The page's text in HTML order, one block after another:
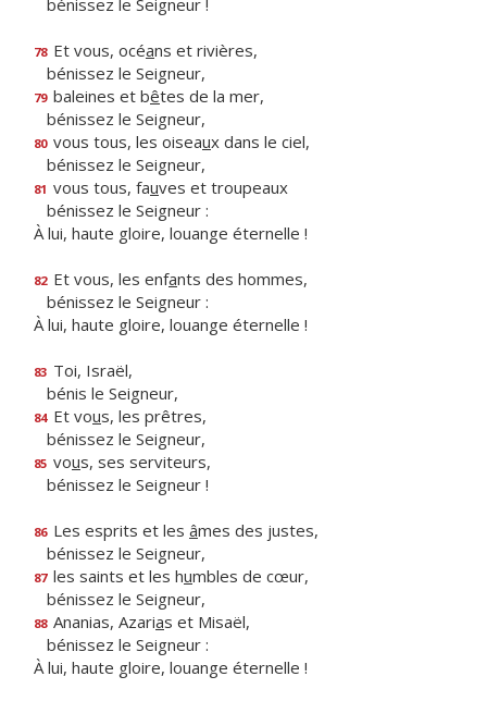
bénissez le Seigneur !
78 Et vous, océans et rivières,
bénissez le Seigneur,
79 baleines et bêtes de la mer,
bénissez le Seigneur,
80 vous tous, les oiseaux dans le ciel,
bénissez le Seigneur,
81 vous tous, fauves et troupeaux
bénissez le Seigneur :
À lui, haute gloire, louange éternelle !
82 Et vous, les enfants des hommes,
bénissez le Seigneur :
À lui, haute gloire, louange éternelle !
83 Toi, Israël,
bénis le Seigneur,
84 Et vous, les prêtres,
bénissez le Seigneur,
85 vous, ses serviteurs,
bénissez le Seigneur !
86 Les esprits et les âmes des justes,
bénissez le Seigneur,
87 les saints et les humbles de cœur,
bénissez le Seigneur,
88 Ananias, Azarias et Misaël,
bénissez le Seigneur :
À lui, haute gloire, louange éternelle !